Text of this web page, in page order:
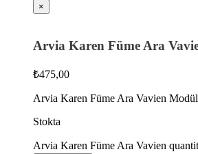
×
Arvia Karen Füme Ara
₺475,00
Arvia Karen Füme Ara Vavien
Stokta
Arvia Karen Füme Ara Vavien